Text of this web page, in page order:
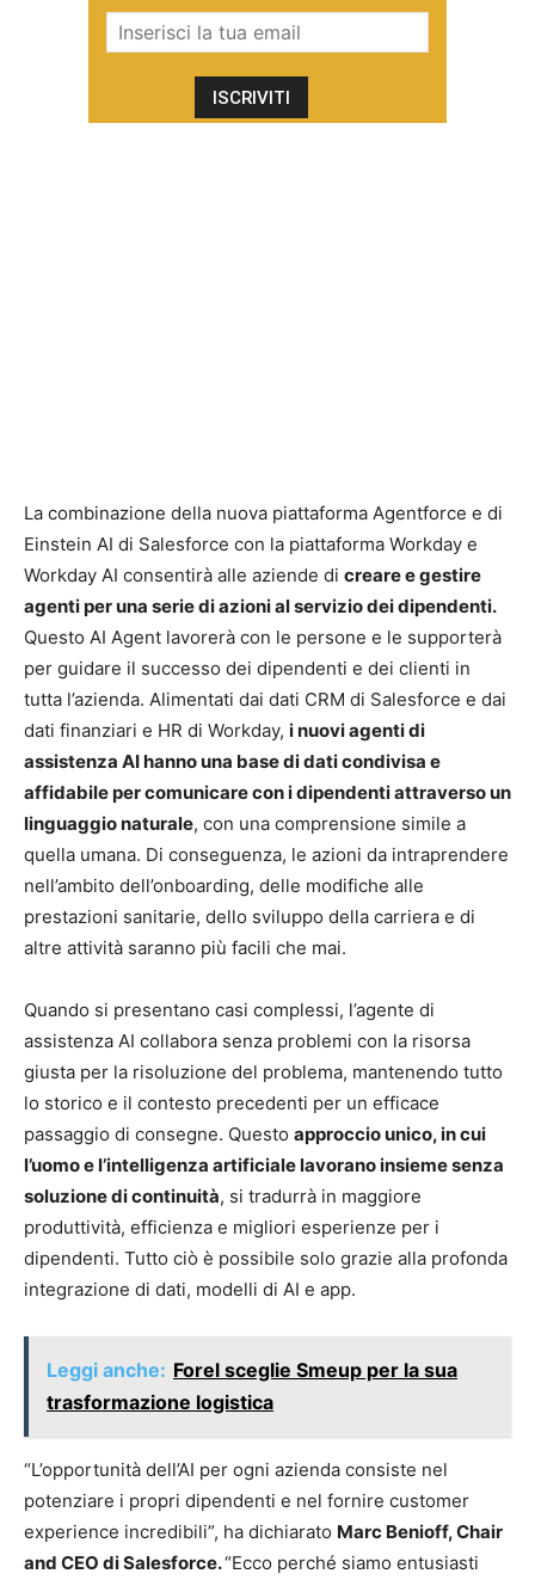
La combinazione della nuova piattaforma Agentforce e di
Einstein AI di Salesforce con la piattaforma Workday e
Workday AI consentirà alle aziende di creare e gestire
agenti per una serie di azioni al servizio dei dipendenti.
Questo AI Agent lavorerà con le persone e le supporterà
per guidare il successo dei dipendenti e dei clienti in
tutta l’azienda. Alimentati dai dati CRM di Salesforce e dai
dati finanziari e HR di Workday, i nuovi agenti di
assistenza AI hanno una base di dati condivisa e
affidabile per comunicare con i dipendenti attraverso un
linguaggio naturale, con una comprensione simile a
quella umana. Di conseguenza, le azioni da intraprendere
nell’ambito dell’onboarding, delle modifiche alle
prestazioni sanitarie, dello sviluppo della carriera e di
altre attività saranno più facili che mai.
Quando si presentano casi complessi, l’agente di
assistenza AI collabora senza problemi con la risorsa
giusta per la risoluzione del problema, mantenendo tutto
lo storico e il contesto precedenti per un efficace
passaggio di consegne. Questo approccio unico, in cui
l’uomo e l’intelligenza artificiale lavorano insieme senza
soluzione di continuità, si tradurrà in maggiore
produttività, efficienza e migliori esperienze per i
dipendenti. Tutto ciò è possibile solo grazie alla profonda
integrazione di dati, modelli di AI e app.
Leggi anche: Forel sceglie Smeup per la sua
trasformazione logistica
“L’opportunità dell’AI per ogni azienda consiste nel
potenziare i propri dipendenti e nel fornire customer
experience incredibili”, ha dichiarato Marc Benioff, Chair
and CEO di Salesforce.“Ecco perché siamo entusiasti